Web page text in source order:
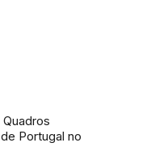
Portugal no